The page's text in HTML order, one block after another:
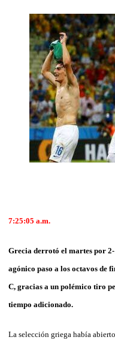
7:25:05 a.m.
Grecia derrotó el martes por
agónico paso a los octavos de
C, gracias a un polémico tiro
tiempo adicionado.
La selección griega había